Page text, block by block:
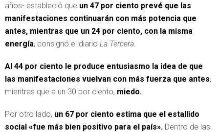
años- estableció que un 47 por ciento prevé que las
manifestaciones continuarán con más potencia que
antes, mientras que un 24 por ciento, con la misma
energía, consignó el diario La Tercera.
Al 44 por ciento le produce entusiasmo la idea de que
las manifestaciones vuelvan con más fuerza que antes,
mientras que a un 30 por ciento, miedo.
Por otro lado, un 67 por ciento estima que el estallido
social «fue más bien positivo para el país». Dentro de las